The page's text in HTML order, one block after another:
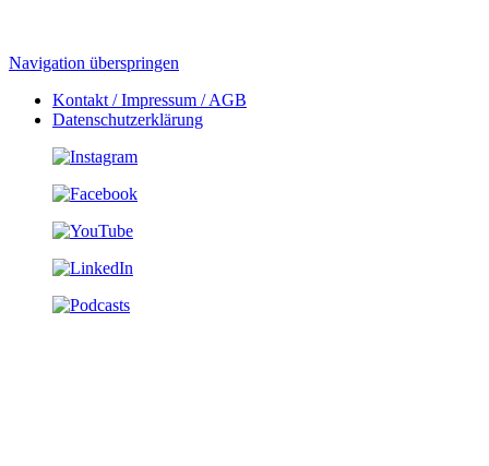
Navigation überspringen
Kontakt / Impressum / AGB
Datenschutzerklärung